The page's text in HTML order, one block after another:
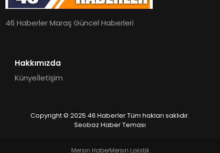
46 Haberler Maraş Güncel Haberleri
Hakkımızda
Künyeİletişim
Copyright © 2025 46 Haberler Tüm hakları saklıdır.
Seobaz Haber Teması
Mersin HaberMersin Lojistik